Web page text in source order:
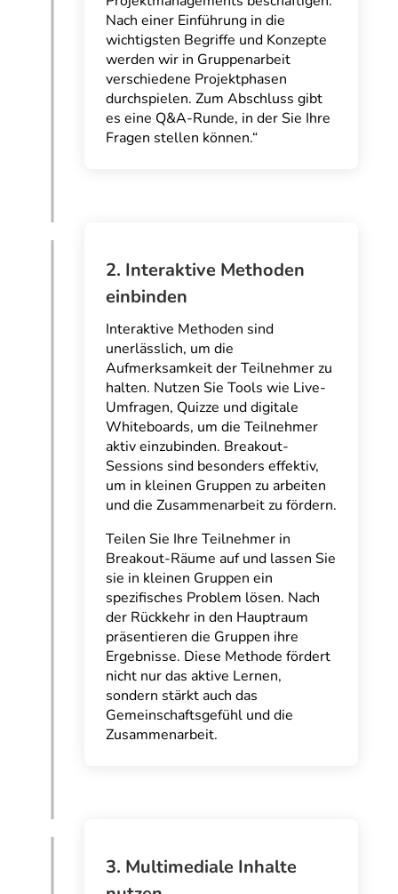
Nach einer Einführung in die
wichtigsten Begriffe und Konzepte
werden wir in Gruppenarbeit
verschiedene Projektphasen
durchspielen. Zum Abschluss gibt
es eine Q&A-Runde, in der Sie Ihre
Fragen stellen können.“
2. Interaktive Methoden
einbinden
Interaktive Methoden sind
unerlässlich, um die
Aufmerksamkeit der Teilnehmer zu
halten. Nutzen Sie Tools wie Live-
Umfragen, Quizze und digitale
Whiteboards, um die Teilnehmer
aktiv einzubinden. Breakout-
Sessions sind besonders effektiv,
um in kleinen Gruppen zu arbeiten
und die Zusammenarbeit zu fördern.
Teilen Sie Ihre Teilnehmer in
Breakout-Räume auf und lassen Sie
sie in kleinen Gruppen ein
spezifisches Problem lösen. Nach
der Rückkehr in den Hauptraum
präsentieren die Gruppen ihre
Ergebnisse. Diese Methode fördert
nicht nur das aktive Lernen,
sondern stärkt auch das
Gemeinschaftsgefühl und die
Zusammenarbeit.
3. Multimediale Inhalte